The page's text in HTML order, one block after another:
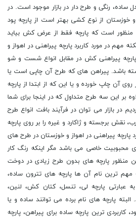
ساده، رنگى و طرح دار در بازار موجود است. در
و خوزستان از نوع کشی بهتر است از پارچه پود
است که پارچه فقط از عرض کش بیاید
مهم در مورد کاربرد پارچه پیراهنی در اهواز و
پیراهنی کش در مقابل انواع شست و شو
باشد. پیراهن های که طرح آن چاپی است یا
آن چاپ خورده و یا این که از ابتدا از پارچه
بر این سه طرح متداول که در اینجا برای شما
در بازار می توان در فرآیند بافت انواع طرح
نقش برجسته و ژاکارد و غیره را بر روی پارچه
پارچه پیراهنی در اهواز و خوزستان در طرح های
محبوبیت خاصی می باشد مگر اینکه رنگ کار
منظور پارچه های بدون طرح زیادی در دوخت
ترین نام آن ها پارچه های تترون ساده،
عبارتی پارچه لى، تنسل، کتان کش، لنین،
پارچه های نام برده می توانند ساده و یا
کاربردی ترین پارچه ساده برای پیراهن، پارچه